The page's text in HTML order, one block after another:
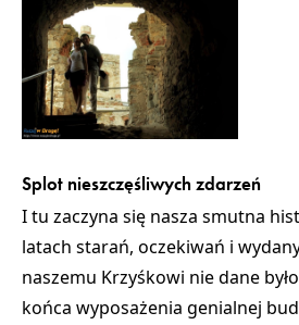
Splot nieszczęśliwych zdarzeń
I tu zaczyna się nasza smutna
latach starań, oczekiwań i
naszemu Krzyśkowi nie dane
końca wyposażenia genialnej